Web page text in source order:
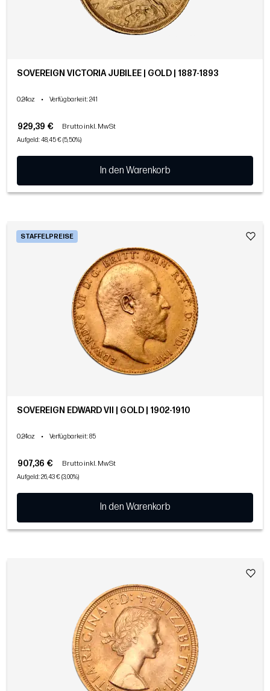
SOVEREIGN VICTORIA JUBILEE | GOLD | 1887-1893
0.24oz • Verfügbarkeit: 241
929,39 € Brutto inkl. MwSt
Aufgeld: 48,45 € (5,50%)
In den Warenkorb
STAFFELPREISE
SOVEREIGN EDWARD VII | GOLD | 1902-1910
0.24oz • Verfügbarkeit: 85
907,36 € Brutto inkl. MwSt
Aufgeld: 26,43 € (3,00%)
In den Warenkorb